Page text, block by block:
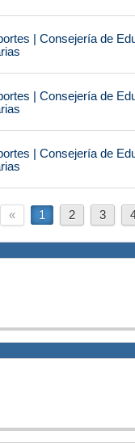
| Consejería de
| Consejería de
| Consejería de
« 1 2 3